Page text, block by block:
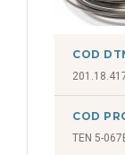
COD
COD
TEN 5-